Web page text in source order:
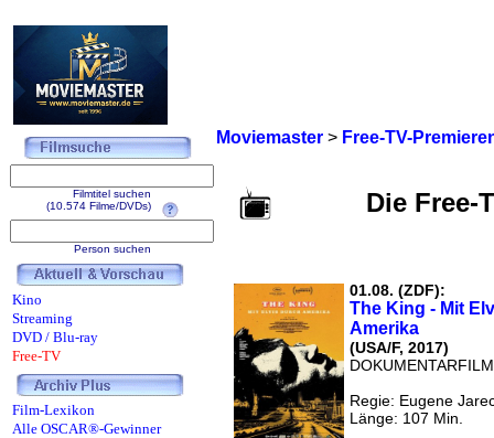
Moviemaster > Free-TV-
Die Free-
01.08. (ZDF):
The King - Mit
Amerika
(USA/F, 2017)
DOKUMENTARFILM
Regie: Eugene
Länge: 107 Min.
Filmtitel suchen
(10.574 Filme/DVDs)
Person suchen
Kino
Streaming
DVD / Blu-ray
Free-TV
Film-Lexikon
Alle OSCAR®-Gewinner